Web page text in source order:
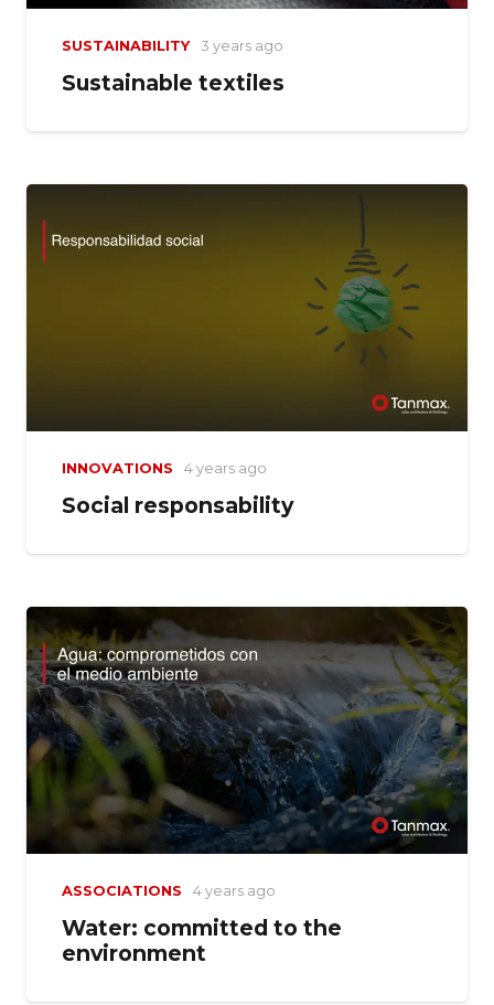
SUSTAINABILITY 3 years ago
Sustainable textiles
INNOVATIONS 4 years ago
Social responsability
ASSOCIATIONS 4 years ago
Water: committed to the
environment